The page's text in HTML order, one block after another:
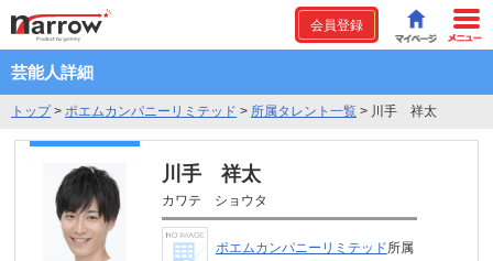
会員登録
芸能人詳細
トップ> ポエムカンパニーリミテッド > 所属タレント一覧 > 川手 祥太
川手 祥太
カワテ ショウタ
ポエムカンパニーリミテッド所属